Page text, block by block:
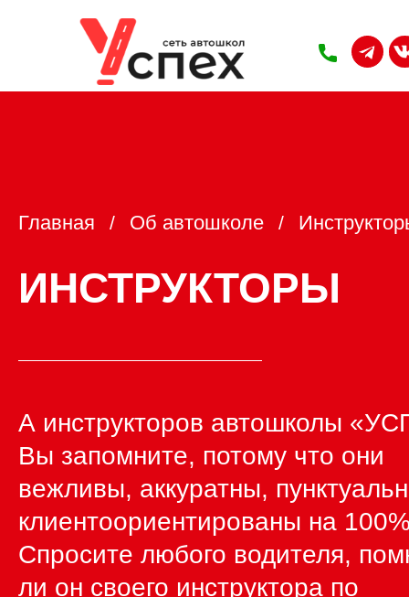
Главная / Об автошколе /
ИНСТРУКТОРЫ
А инструкторов автошколы
Вы запомните, потому что они
вежливы, аккуратны,
клиентоориентированы на
Спросите любого водителя,
ли он своего инструктора по